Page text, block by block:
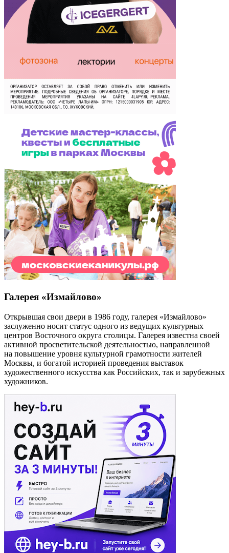
Галерея «Измайлово»
Открывшая свои двери в 1986 году, галерея «Измайлово»
заслуженно носит статус одного из ведущих культурных
центров Восточного округа столицы. Галерея известна своей
активной просветительской деятельностью, направленной
на повышение уровня культурной грамотности жителей
Москвы, и богатой историей проведения выставок
художественного искусства как Российских, так и зарубежных
художников.